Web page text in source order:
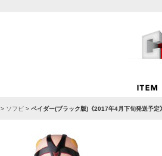
> ソフビ > ベイダー(ブラック版)《2017年4月下旬発送予定